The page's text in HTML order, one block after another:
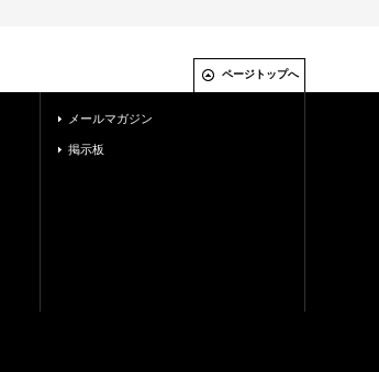
ページトップへ
メールマガジン
掲示板